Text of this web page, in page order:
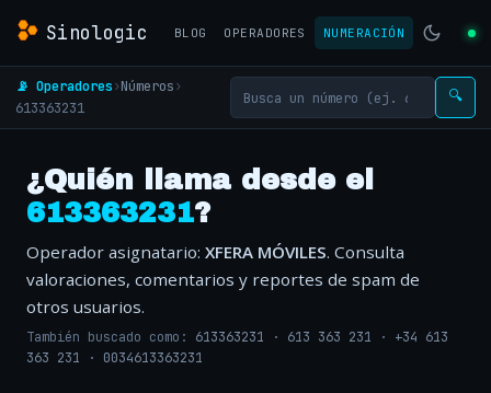
Sinologic BLOG OPERADORES NUMERACIÓN
📡 Operadores›Números›
613363231
🔍
¿Quién llama desde el
613363231?
Operador asignatario: XFERA MÓVILES. Consulta
valoraciones, comentarios y reportes de spam de
otros usuarios.
También buscado como: 613363231 · 613 363 231 · +34 613
363 231 · 0034613363231